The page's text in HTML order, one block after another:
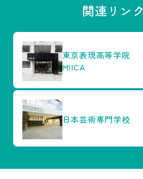
関連リンク
東京表現高等学院
MIICA
日本芸術専門学校